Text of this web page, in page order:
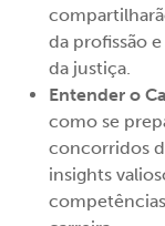
da profissão
da justiça.
Entender o
como se
concorridos
insights